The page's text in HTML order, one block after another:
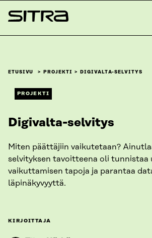
Siirry
suoraan
Sitra
ETUSIVU PROJEKTI DIGIVALTA-SELVITYS
PROJEKTI
Digivalta-selvitys
Miten päättäjiin vaikutetaan?
selvityksen tavoitteena oli tunnistaa
vaikuttamisen tapoja ja parantaa
läpinäkyvyyttä.
KIRJOITTAJA